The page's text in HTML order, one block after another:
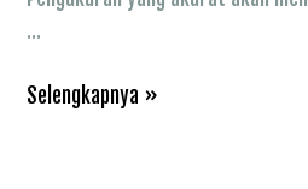
…
8
Selengkapnya »